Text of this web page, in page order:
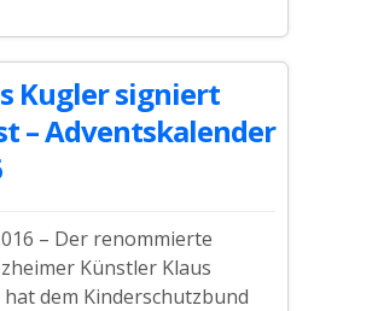
Kugler signiert
– Adventskalender
– Der renommierte
Künstler Klaus
dem Kinderschutzbund